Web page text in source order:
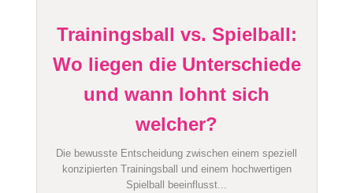
Trainingsball vs. Spielball:
Wo liegen die Unterschiede
und wann lohnt sich
welcher?
Die bewusste Entscheidung zwischen einem speziell
konzipierten Trainingsball und einem hochwertigen
Spielball beeinflusst...